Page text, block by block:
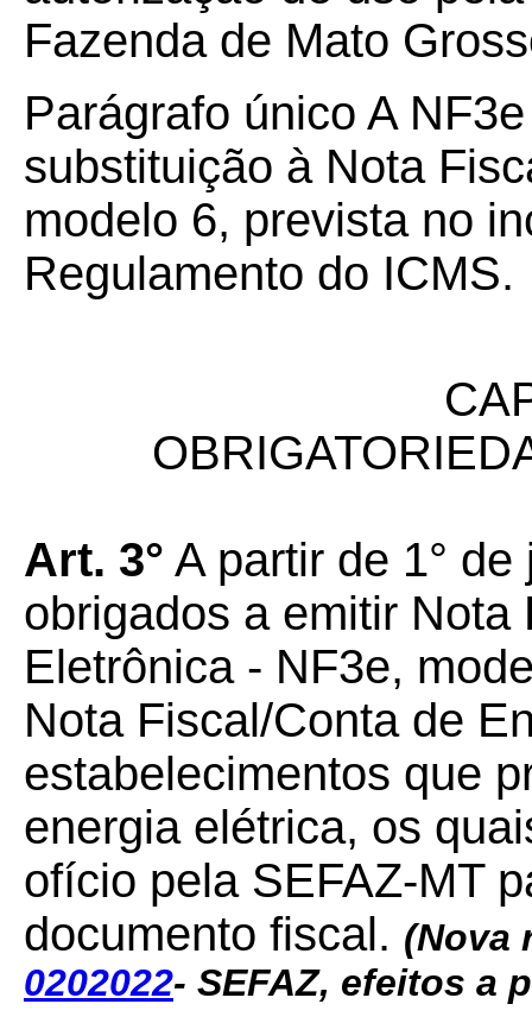
Fazenda de Mato
Parágrafo único A
substituição à Nota
modelo 6, prevista no
Regulamento do ICMS.
Art. 3° A partir de 1°
obrigados a emitir
Eletrônica - NF3e,
Nota Fiscal/Conta de
estabelecimentos que
energia elétrica, os
ofício pela SEFAZ-MT
documento fiscal. (Nova
0202022- SEFAZ, efeitos a